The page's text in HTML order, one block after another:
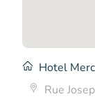
Hotel
Rue